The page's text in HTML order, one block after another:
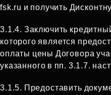
fsk.ru и получить
3.1.4. Заключить
которого является
оплаты цены Договора
указанного в пп. 3.1.7.
3.1.5. Предоставить